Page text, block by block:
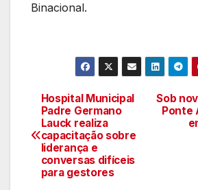
Binacional.
Navegação
de
artigos
Sob
Ponte
Hospital Municipal
Padre Germano
Lauck realiza
capacitação sobre
liderança e
conversas difíceis
para gestores